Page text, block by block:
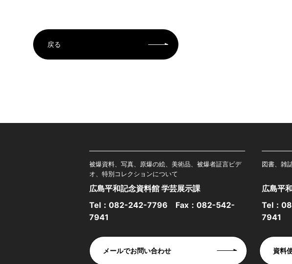
戻る
被爆資料、写真、原爆の絵、美術品、被爆者証言ビデ
オ、特別コレクションについて
広島平和記念資料館 学芸展示課
Tel： 082-242-7796 Fax：082-542-
7941
図書、雑
広島平
Tel：
7941
メールでお問い合わせ 資料